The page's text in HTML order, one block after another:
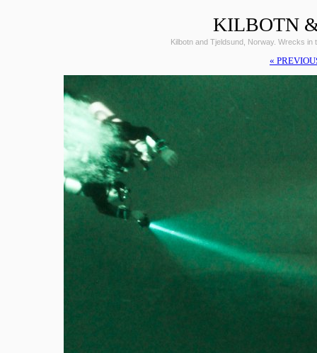
KILBOTN
Kilbotn and Tjeldsund, Norway. Wrecks
«